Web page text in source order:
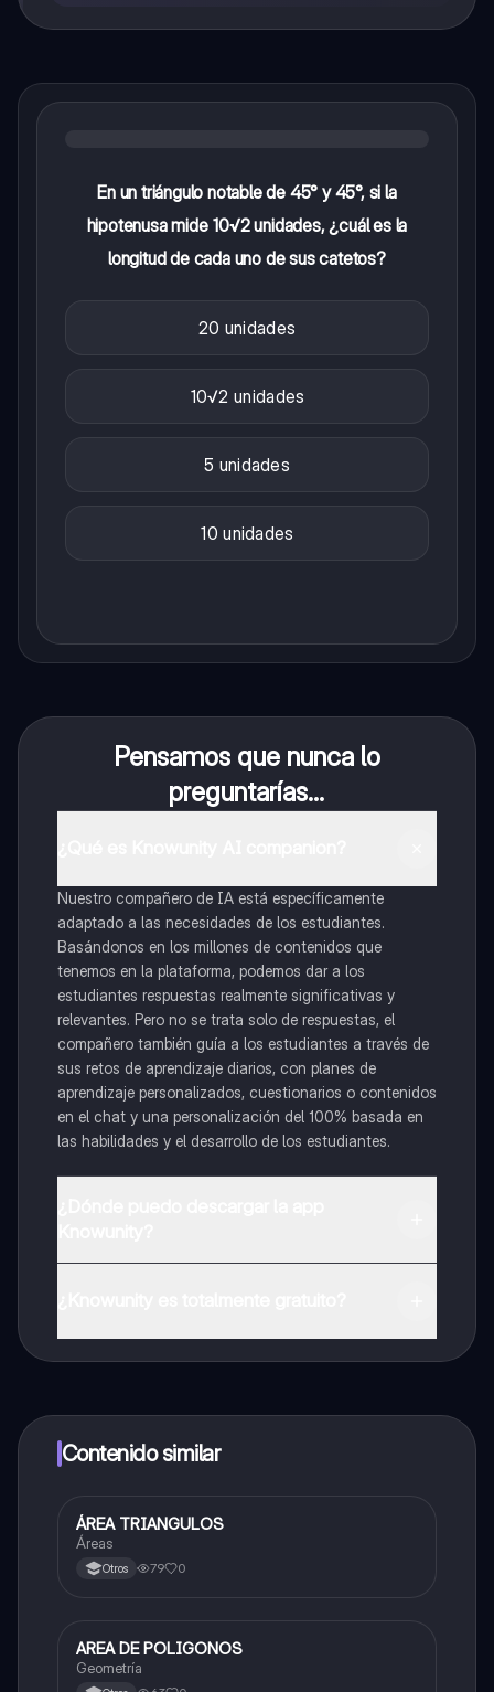
En un triángulo notable de 45° y 45°, si la
hipotenusa mide 10√2 unidades, ¿cuál es la
longitud de cada uno de sus catetos?
20 unidades
10√2 unidades
5 unidades
10 unidades
Pensamos que nunca lo
preguntarías...
Nuestro compañero de IA está específicamente
adaptado a las necesidades de los estudiantes.
Basándonos en los millones de contenidos que
tenemos en la plataforma, podemos dar a los
estudiantes respuestas realmente significativas y
relevantes. Pero no se trata solo de respuestas, el
compañero también guía a los estudiantes a través de
sus retos de aprendizaje diarios, con planes de
aprendizaje personalizados, cuestionarios o contenidos
en el chat y una personalización del 100% basada en
las habilidades y el desarrollo de los estudiantes.
a determinadas funciones.
Contenido similar
Matemáticas
ÁREA TRIANGULOS
Áreas
Otros 79 0
Matemáticas
AREA DE POLIGONOS
Geometría